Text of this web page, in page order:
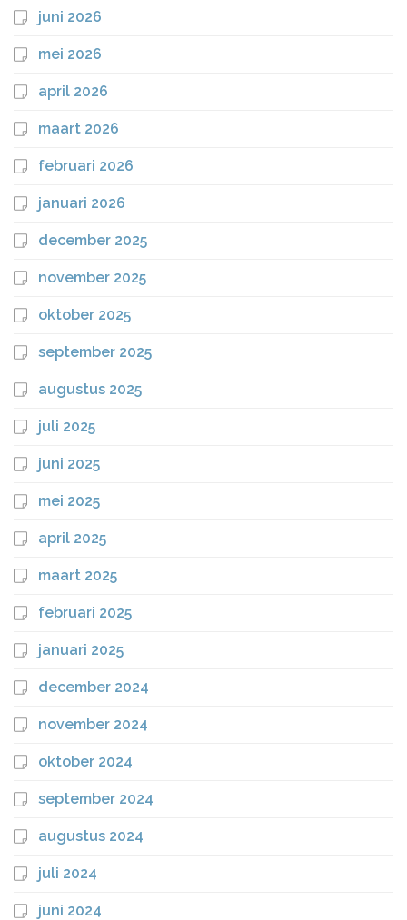
juni 2026
mei 2026
april 2026
maart 2026
februari 2026
januari 2026
december 2025
november 2025
oktober 2025
september 2025
augustus 2025
juli 2025
juni 2025
mei 2025
april 2025
maart 2025
februari 2025
januari 2025
december 2024
november 2024
oktober 2024
september 2024
augustus 2024
juli 2024
juni 2024